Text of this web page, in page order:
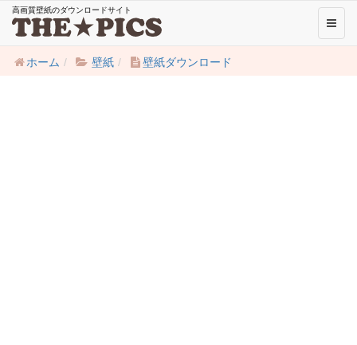
高画質壁紙のダウンロードサイト
ホーム
壁紙 壁紙ダウンロード